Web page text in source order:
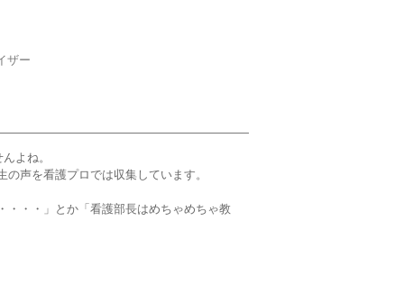
ザー
よね。
声を看護プロでは収集しています。
・・・」とか「看護部長はめちゃめちゃ教